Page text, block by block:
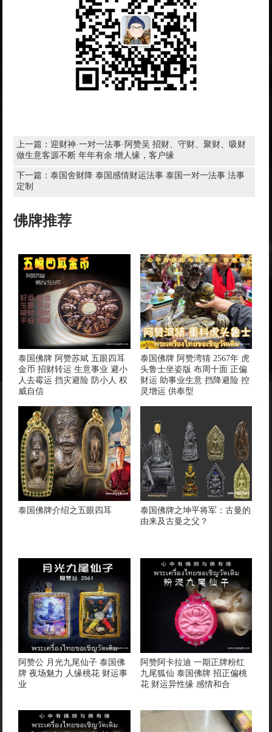
上一篇：迎财神·一对一法事·阿赞吴 招财、守财、聚财、吸财
做生意客源不断 年年有余 增人缘，客户缘
下一篇：泰国舍财降 泰国感情财运法事 泰国一对一法事 法事
定制
佛牌推荐
泰国佛牌 阿赞苏斌 五眼四耳
金币 招财转运 生意事业 避小
人去霉运 挡灾避险 防小人 权
威自信
泰国佛牌 阿赞湾猜 2567年 虎
头鲁士坐姿版 布周十面 正偏
财运 助事业生意 挡降避险 控
灵增运 供奉型
泰国佛牌介绍之五眼四耳
泰国佛牌之坤平将军：古曼的
由来及古曼之父？
阿赞公 月光九尾仙子 泰国佛
牌 夜场魅力 人缘桃花 财运事
业
阿赞阿卡拉迪 一期正牌粉红
九尾狐仙 泰国佛牌 招正偏桃
花 财运异性缘 感情和合